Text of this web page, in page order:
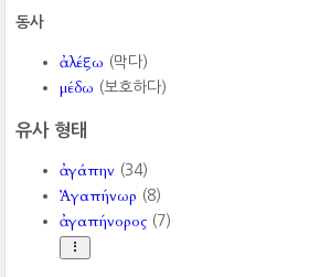
동사
ἀλέξω (막다)
μέδω (보호하다)
유사 형태
ἀγάπην (34)
Ἀγαπήνωρ (8)
ἀγαπήνορος (7)